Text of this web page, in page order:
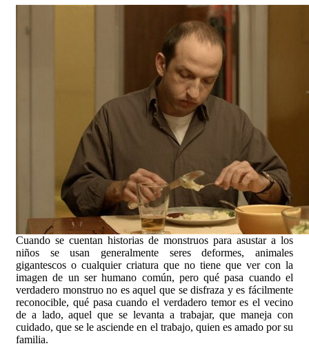
Cuando se cuentan historias de monstruos para asustar a los
niños se usan generalmente seres deformes, animales
gigantescos o cualquier criatura que no tiene que ver con la
imagen de un ser humano común, pero qué pasa cuando el
verdadero monstruo no es aquel que se disfraza y es fácilmente
reconocible, qué pasa cuando el verdadero temor es el vecino
de a lado, aquel que se levanta a trabajar, que maneja con
cuidado, que se le asciende en el trabajo, quien es amado por su
familia.